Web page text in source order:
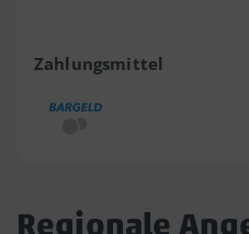
Zahlungsmittel
Regionale